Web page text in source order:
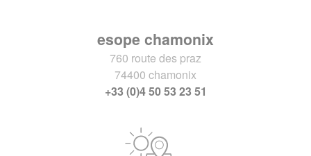
esope chamonix
760 route des praz
74400 chamonix
+33 (0)4 50 53 23 51